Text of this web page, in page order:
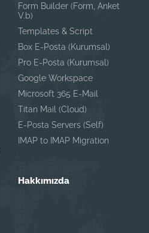
Form Builder (Form, Anket
V.b)
Templates & Script
Box E-Posta (Kurumsal)
Pro E-Posta (Kurumsal)
Google Workspace
Microsoft 365 E-Mail
Titan Mail (Cloud)
E-Posta Servers (Self)
IMAP to IMAP Migration
Hakkımızda